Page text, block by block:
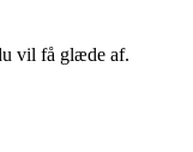
vil få glæde af.